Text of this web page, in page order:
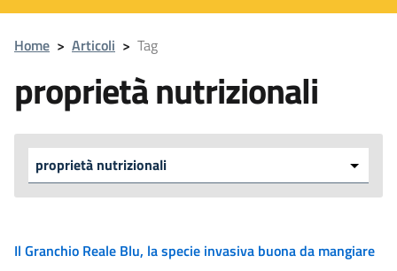
Home > Articoli > Tag
proprietà nutrizionali
Il Granchio Reale Blu, la specie invasiva buona da mangiare